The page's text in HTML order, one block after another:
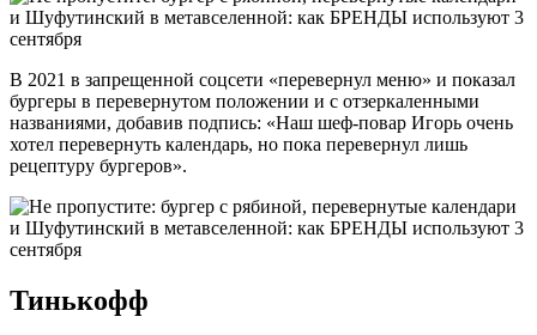
В 2021 в запрещенной соцсети «перевернул меню» и показал
бургеры в перевернутом положении и с отзеркаленными
названиями, добавив подпись: «Наш шеф-повар Игорь очень
хотел перевернуть календарь, но пока перевернул лишь
рецептуру бургеров».
Тинькофф